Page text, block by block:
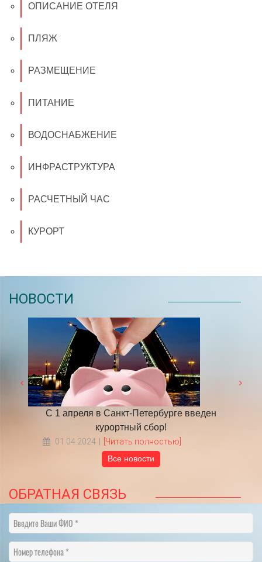
ОПИСАНИЕ ОТЕЛЯ
ПЛЯЖ
РАЗМЕЩЕНИЕ
ПИТАНИЕ
ВОДОСНАБЖЕНИЕ
ИНФРАСТРУКТУРА
РАСЧЕТНЫЙ ЧАС
КУРОРТ
НОВОСТИ
С 1 апреля в Санкт-Петербурге введен
курортный сбор!
01.04.2024 [Читать полностью]
Все новости
ОБРАТНАЯ СВЯЗЬ
Введите Ваши ФИО
Номер телефона